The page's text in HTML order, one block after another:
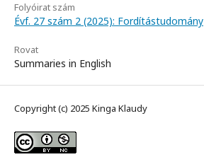
Folyóirat szám
Évf. 27 szám 2 (2025): Fordítástudomány
Rovat
Summaries in English
Copyright (c) 2025 Kinga Klaudy